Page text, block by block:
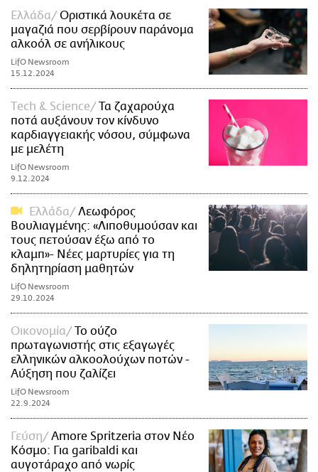
Ελλάδα
Οριστικά λουκέτα σε
μαγαζιά που σερβίρουν παράνομα
αλκοόλ σε ανήλικους
LifO Newsroom
15.12.2024
Τech & Science
Τα ζαχαρούχα
ποτά αυξάνουν τον κίνδυνο
καρδιαγγειακής νόσου, σύμφωνα
με μελέτη
LifO Newsroom
9.12.2024
Ελλάδα
Λεωφόρος
Βουλιαγμένης: «Λιποθυμούσαν και
τους πετούσαν έξω από το
κλαμπ»- Nέες μαρτυρίες για τη
δηλητηρίαση μαθητών
LifO Newsroom
29.10.2024
Οικονομία
Το ούζο
πρωταγωνιστής στις εξαγωγές
ελληνικών αλκοολούχων ποτών -
Αύξηση που ζαλίζει
LifO Newsroom
22.9.2024
Γεύση
Αmore Spritzeria στον Νέο
Κόσμο: Για garibaldi και
αυγοτάραχο από νωρίς